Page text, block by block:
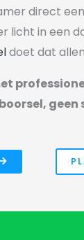
direct een
licht in een
doet dat
geen